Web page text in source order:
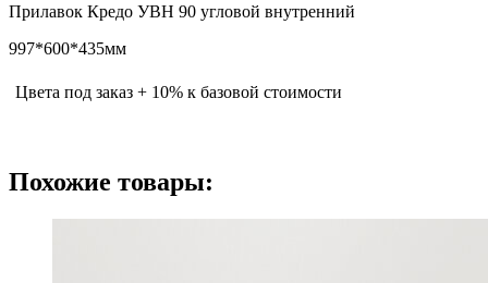
Прилавок Кредо УВН 90 угловой внутренний
997*600*435мм
Цвета под заказ + 10% к базовой стоимости
Похожие товары: